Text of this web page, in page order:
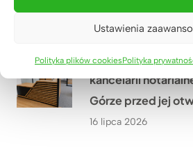
Ustawienia
Polityka plików cookiesPolityka
17 lipca 2026
Jak
kancelarii
Górze przed jej
16 lipca 2026